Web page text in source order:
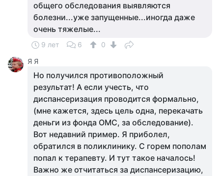
общего обследования выявляются
болезни...уже запущенные...иногда даже
очень тяжелые...
9 лет 6
0
Я Я
Но получился противоположный
результат! А если учесть, что
диспансеризация проводится формально,
(мне кажется, здесь цель одна, перекачать
деньги из фонда ОМС, за обследование).
Вот недавний пример. Я приболел,
обратился в поликлинику. С горем пополам
попал к терапевту. И тут такое началось!
Важно же отчитаться за диспансеризацию,